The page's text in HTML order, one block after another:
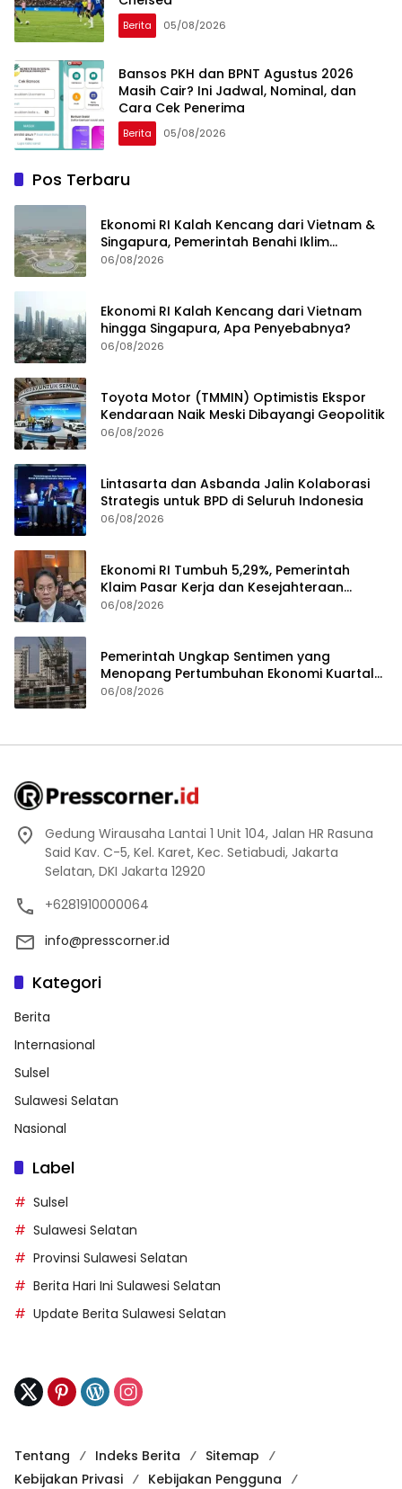
Berita 05/08/2026
Bansos PKH dan BPNT Agustus 2026
Masih Cair? Ini Jadwal, Nominal, dan
Cara Cek Penerima
Berita 05/08/2026
Pos Terbaru
Ekonomi RI Kalah Kencang dari Vietnam &
Singapura, Pemerintah Benahi Iklim
Investasi
06/08/2026
Ekonomi RI Kalah Kencang dari Vietnam
hingga Singapura, Apa Penyebabnya?
06/08/2026
Toyota Motor (TMMIN) Optimistis Ekspor
Kendaraan Naik Meski Dibayangi Geopolitik
06/08/2026
Lintasarta dan Asbanda Jalin Kolaborasi
Strategis untuk BPD di Seluruh Indonesia
06/08/2026
Ekonomi RI Tumbuh 5,29%, Pemerintah
Klaim Pasar Kerja dan Kesejahteraan
Membaik
06/08/2026
Pemerintah Ungkap Sentimen yang
Menopang Pertumbuhan Ekonomi Kuartal
II-2026
06/08/2026
Gedung Wirausaha Lantai 1 Unit 104, Jalan HR Rasuna
Said Kav. C-5, Kel. Karet, Kec. Setiabudi, Jakarta
Selatan, DKI Jakarta 12920
+6281910000064
info@presscorner.id
Kategori
Berita
Internasional
Sulsel
Sulawesi Selatan
Nasional
Label
Sulsel
Sulawesi Selatan
Provinsi Sulawesi Selatan
Berita Hari Ini Sulawesi Selatan
Update Berita Sulawesi Selatan
Tentang Indeks Berita
Sitemap
Kebijakan Privasi
Kebijakan Pengguna